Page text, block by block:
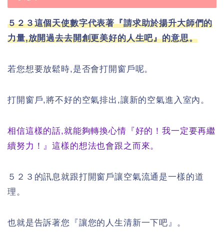
５２３這個天使數字代表著『請求助於揚升大師們的
力量,放開過去去開創更美好的人生吧』的意思。
若您想要放鬆時,是否會打開窗戶呢。
打開窗戶,將不好的空氣排出,讓新的空氣進入室內。
相信這樣的話,就能夠轉換心情『好的！我一定要再繼
續努力！』這樣的想法也會跟之而來。
５２３的訊息就跟打開窗戶讓空氣流通是一樣的道
理。
也就是告訴著您『讓您的人生清新一下吧』。